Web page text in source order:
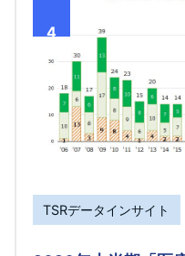
4
TSRデータインサイト